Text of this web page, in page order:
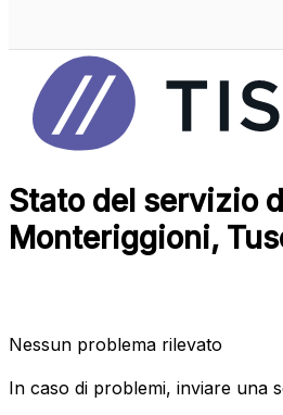
Stato del servizio
Monteriggioni,
Nessun problema rilevato
In caso di problemi, inviare una